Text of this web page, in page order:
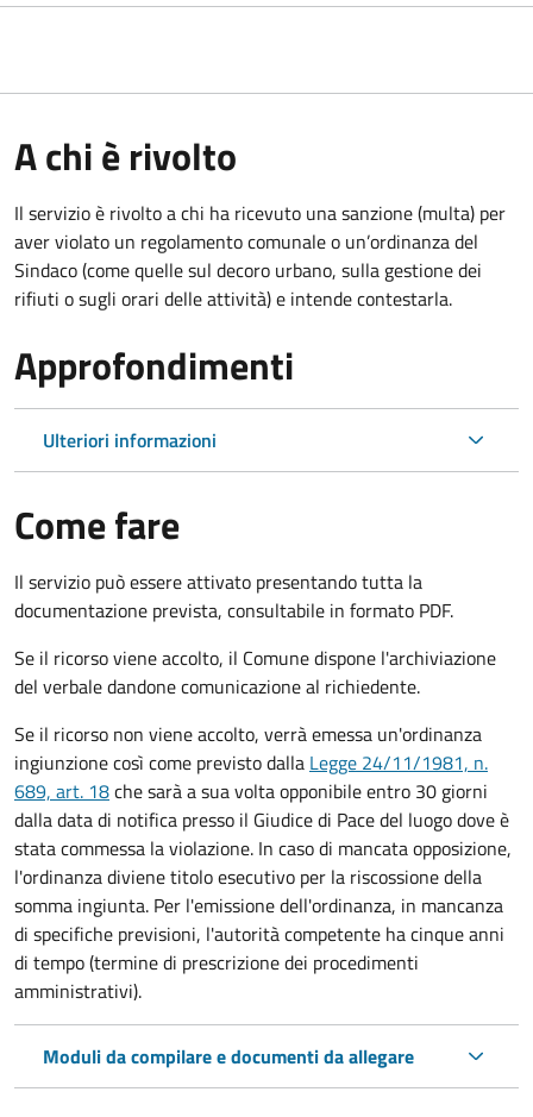
A chi è rivolto
Il servizio è rivolto a chi ha ricevuto una sanzione (multa) per
aver violato un regolamento comunale o un’ordinanza del
Sindaco (come quelle sul decoro urbano, sulla gestione dei
rifiuti o sugli orari delle attività) e intende contestarla.
Approfondimenti
Ulteriori informazioni
Come fare
Il servizio può essere attivato presentando tutta la
documentazione prevista, consultabile in formato PDF.
Se il ricorso viene accolto, il Comune dispone l'archiviazione
del verbale dandone comunicazione al richiedente.
Se il ricorso non viene accolto, verrà emessa un'ordinanza
ingiunzione così come previsto dalla Legge 24/11/1981, n.
689, art. 18che sarà a sua volta opponibile entro 30 giorni
dalla data di notifica presso il Giudice di Pace del luogo dove è
stata commessa la violazione. In caso di mancata opposizione,
l'ordinanza diviene titolo esecutivo per la riscossione della
somma ingiunta. Per l'emissione dell'ordinanza, in mancanza
di specifiche previsioni, l'autorità competente ha cinque anni
di tempo (termine di prescrizione dei procedimenti
amministrativi).
Moduli da compilare e documenti da allegare